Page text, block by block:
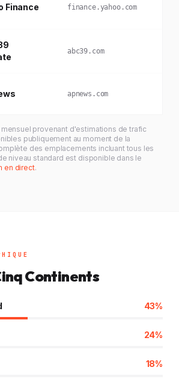
Finance finance.yahoo.com
abc39.com
apnews.com
provenant d'estimations de trafic
publiquement au moment de la
des emplacements incluant tous les
niveau standard est disponible dans le
en direct.
Continents
43%
24%
18%